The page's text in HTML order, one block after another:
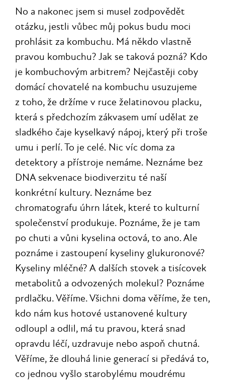
No a nakonec jsem si musel zodpovědět
otázku, jestli vůbec můj pokus budu moci
prohlásit za kombuchu. Má někdo vlastně
pravou kombuchu? Jak se taková pozná? Kdo
je kombuchovým arbitrem? Nejčastěji coby
domácí chovatelé na kombuchu usuzujeme
z toho, že držíme v ruce želatinovou placku,
která s předchozím zákvasem umí udělat ze
sladkého čaje kyselkavý nápoj, který při troše
umu i perlí. To je celé. Nic víc doma za
detektory a přístroje nemáme. Neznáme bez
DNA sekvenace biodiverzitu té naší
konkrétní kultury. Neznáme bez
chromatografu úhrn látek, které to kulturní
společenství produkuje. Poznáme, že je tam
po chuti a vůni kyselina octová, to ano. Ale
poznáme i zastoupení kyseliny glukuronové?
Kyseliny mléčné? A dalších stovek a tisícovek
metabolitů a odvozených molekul? Poznáme
prdlačku. Věříme. Všichni doma věříme, že ten,
kdo nám kus hotové ustanovené kultury
odloupl a odlil, má tu pravou, která snad
opravdu léčí, uzdravuje nebo aspoň chutná.
Věříme, že dlouhá linie generací si předává to,
co jednou vyšlo starobylému moudrému